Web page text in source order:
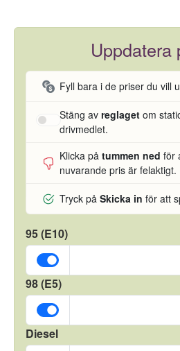
Uppdatera
Fyll bara i de priser du vill
Stäng av reglaget om
drivmedlet.
Klicka på tummen ned för
nuvarande pris är felaktigt.
Tryck på Skicka in för att
95 (E10)
98 (E5)
Diesel